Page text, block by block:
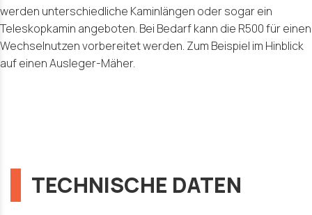
werden unterschiedliche Kaminlängen oder sogar ein
Teleskopkamin angeboten. Bei Bedarf kann die R500 für einen
Wechselnutzen vorbereitet werden. Zum Beispiel im Hinblick
auf einen Ausleger-Mäher.
TECHNISCHE DATEN